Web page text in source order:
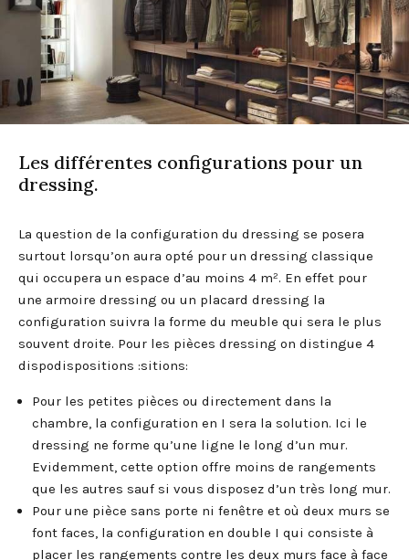
Les différentes configurations pour un
dressing.
La question de la configuration du dressing se posera
surtout lorsqu’on aura opté pour un dressing classique
qui occupera un espace d’au moins 4 m². En effet pour
une armoire dressing ou un placard dressing la
configuration suivra la forme du meuble qui sera le plus
souvent droite. Pour les pièces dressing on distingue 4
dispodispositions :sitions:
Pour les petites pièces ou directement dans la
chambre, la configuration en I sera la solution. Ici le
dressing ne forme qu’une ligne le long d’un mur.
Evidemment, cette option offre moins de rangements
que les autres sauf si vous disposez d’un très long mur.
Pour une pièce sans porte ni fenêtre et où deux murs se
font faces, la configuration en double I qui consiste à
placer les rangements contre les deux murs face à face